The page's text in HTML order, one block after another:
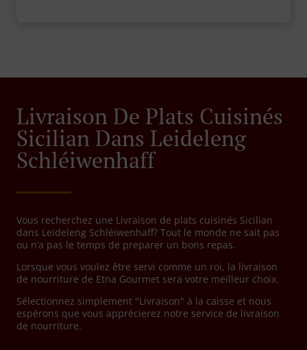
Livraison De Plats Cuisinés
Sicilian Dans Leideleng
Schléiwenhaff
Vous recherchez une Livraison de plats cuisinés Sicilian
dans Leideleng Schléiwenhaff? Tout le monde ne sait pas
ou n’a pas le temps de preparer un bons repas.
Lorsque vous voulez être servi comme un roi, la livraison
de nourriture de Etna Gourmet sera votre meilleur choix.
Sélectionnez simplement "Livraison" à la caisse et nous
espérons que vous apprécierez notre service de livraison
de nourriture.